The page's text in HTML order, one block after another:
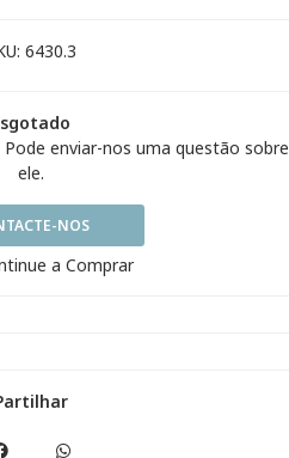
6430.3
enviar-nos uma questão sobre
ele.
NOS
a Comprar